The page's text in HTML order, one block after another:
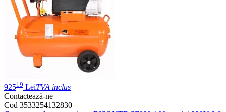
92519 LeiTVA inclus
Contactează-ne
Cod 3533254132830